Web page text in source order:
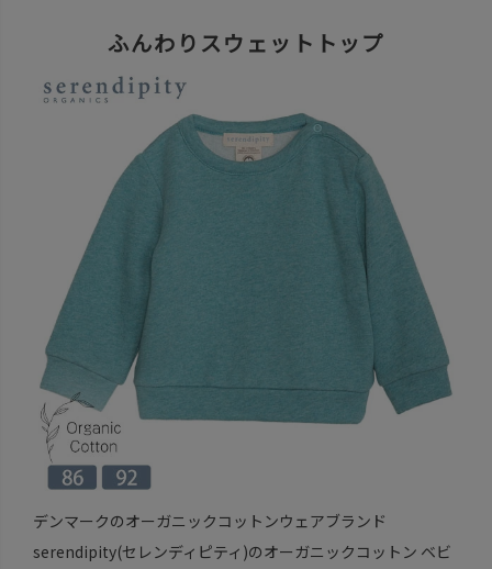
ふんわりスウェットトップ
デンマークのオーガニックコットンウェアブランド
serendipity(セレンディピティ)のオーガニックコットン ベビ